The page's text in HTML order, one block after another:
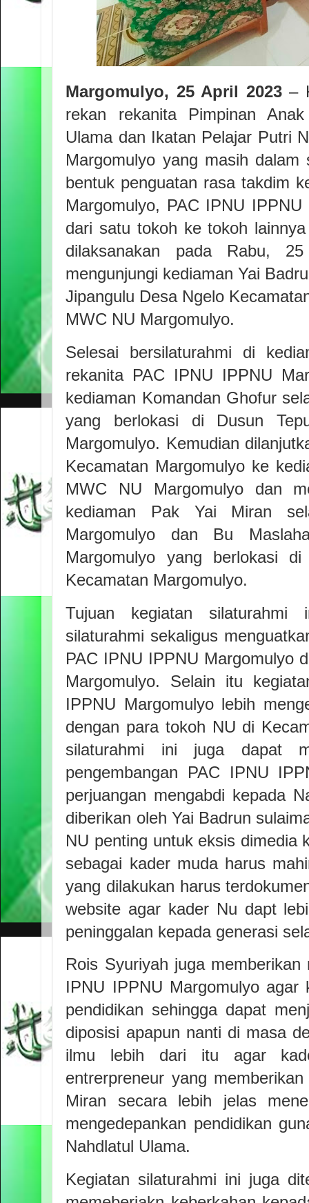
Margomulyo, 25 April 2023 –
rekan rekanita Pimpinan
Ulama dan Ikatan Pelajar Putri
Margomulyo yang masih
bentuk penguatan rasa takdim
Margomulyo, PAC IPNU
dari satu tokoh ke tokoh
dilaksanakan pada Rabu,
mengunjungi kediaman Yai
Jipangulu Desa Ngelo
MWC NU Margomulyo.
Selesai bersilaturahmi di
rekanita PAC IPNU IPPNU
kediaman Komandan Ghofur
yang berlokasi di Dusun
Margomulyo. Kemudian
Kecamatan Margomulyo ke
MWC NU Margomulyo dan
kediaman Pak Yai Miran
Margomulyo dan Bu
Margomulyo yang berlokasi
Kecamatan Margomulyo.
Tujuan kegiatan
silaturahmi sekaligus
PAC IPNU IPPNU Margomulyo
Margomulyo. Selain itu
IPPNU Margomulyo lebih
dengan para tokoh NU di
silaturahmi ini juga dapat
pengembangan PAC IPNU
perjuangan mengabdi kepada
diberikan oleh Yai Badrun
NU penting untuk eksis dimedia
sebagai kader muda harus
yang dilakukan harus
website agar kader Nu dapt
peninggalan kepada generasi
Rois Syuriyah juga
IPNU IPPNU Margomulyo
pendidikan sehingga dapat
diposisi apapun nanti di masa
ilmu lebih dari itu agar
entrerpreneur yang
Miran secara lebih jelas
mengedepankan pendidikan
Nahdlatul Ulama.
Kegiatan silaturahmi ini juga